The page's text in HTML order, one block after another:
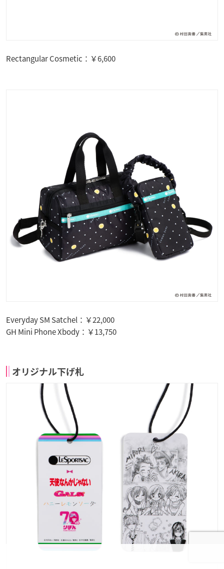
Rectangular Cosmetic：￥6,600
Everyday SM Satchel：￥22,000
GH Mini Phone Xbody：￥13,750
オリジナル下げ札